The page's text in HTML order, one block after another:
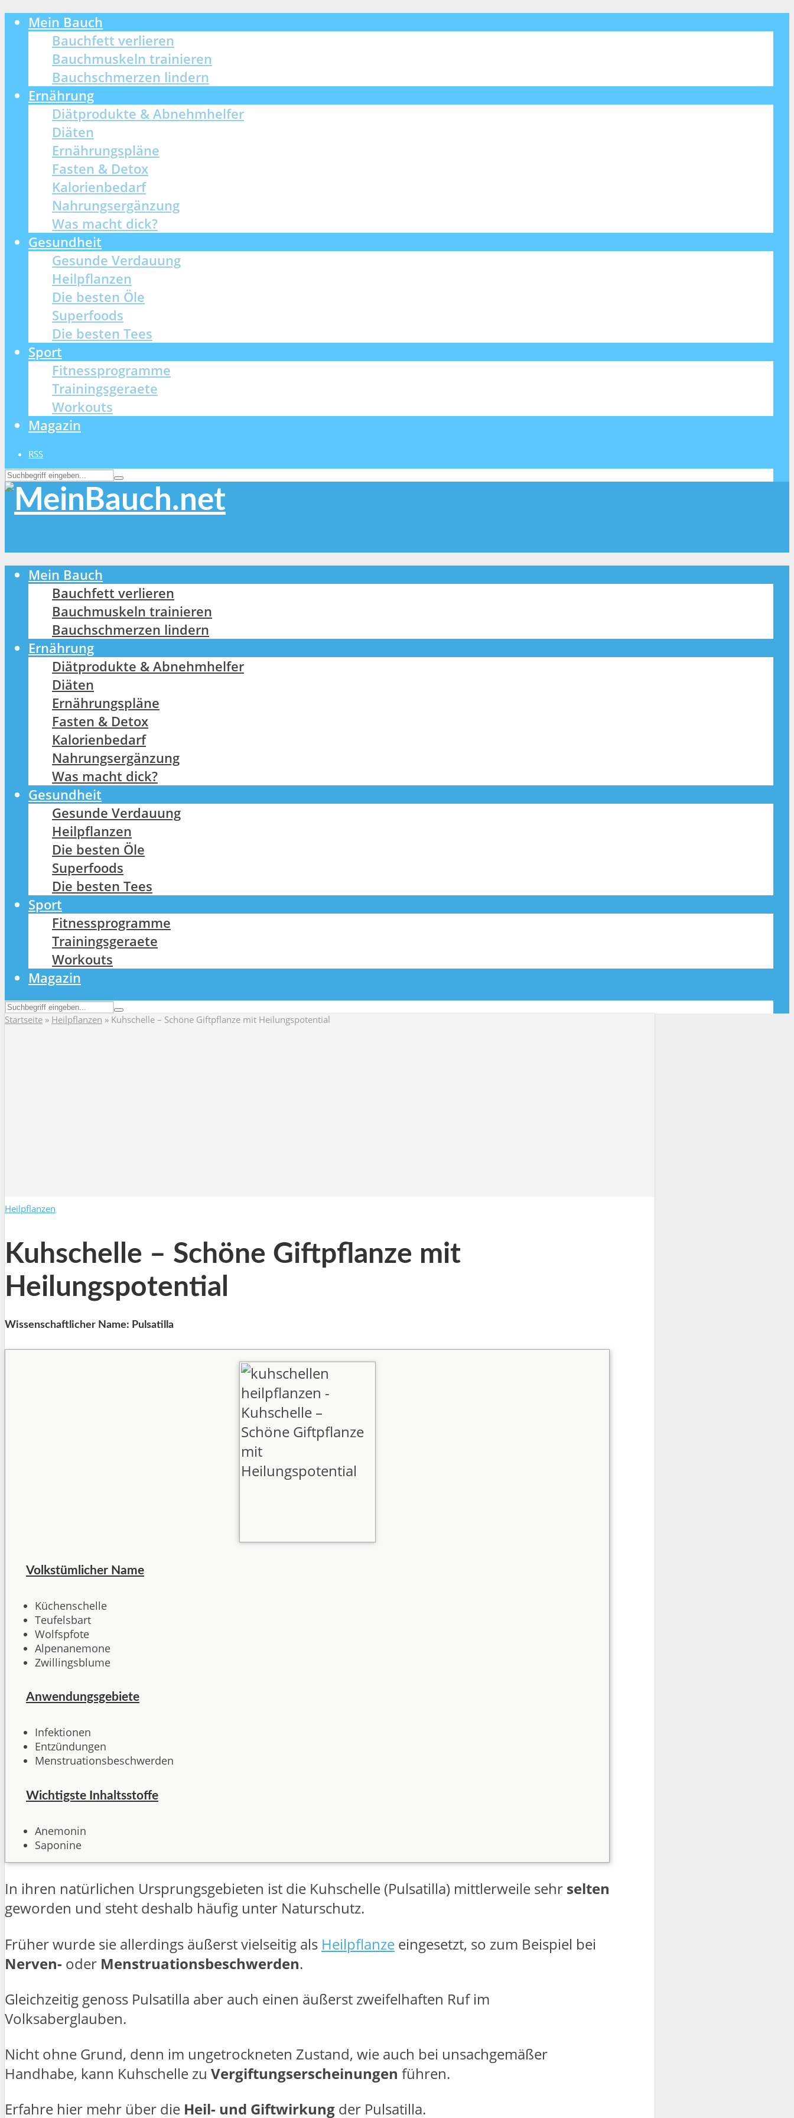
Mein Bauch
Bauchfett verlieren
Bauchmuskeln trainieren
Bauchschmerzen lindern
Ernährung
Diätprodukte & Abnehmhelfer
Diäten
Ernährungspläne
Fasten & Detox
Kalorienbedarf
Nahrungsergänzung
Was macht dick?
Gesundheit
Gesunde Verdauung
Heilpflanzen
Die besten Öle
Superfoods
Die besten Tees
Sport
Fitnessprogramme
Trainingsgeraete
Workouts
Magazin
RSS
Mein Bauch
Bauchfett verlieren
Bauchmuskeln trainieren
Bauchschmerzen lindern
Ernährung
Diätprodukte & Abnehmhelfer
Diäten
Ernährungspläne
Fasten & Detox
Kalorienbedarf
Nahrungsergänzung
Was macht dick?
Gesundheit
Gesunde Verdauung
Heilpflanzen
Die besten Öle
Superfoods
Die besten Tees
Sport
Fitnessprogramme
Trainingsgeraete
Workouts
Magazin
Startseite » Heilpflanzen » Kuhschelle – Schöne Giftpflanze mit Heilungspotential
Heilpflanzen
Kuhschelle – Schöne Giftpflanze mit
Heilungspotential
Wissenschaftlicher Name: Pulsatilla
Volkstümlicher Name
Küchenschelle
Teufelsbart
Wolfspfote
Alpenanemone
Zwillingsblume
Anwendungsgebiete
Infektionen
Entzündungen
Menstruationsbeschwerden
Wichtigste Inhaltsstoffe
Anemonin
Saponine
In ihren natürlichen Ursprungsgebieten ist die Kuhschelle (Pulsatilla) mittlerweile sehr selten
geworden und steht deshalb häufig unter Naturschutz.
Früher wurde sie allerdings äußerst vielseitig als Heilpflanze eingesetzt, so zum Beispiel bei
Nerven- oder Menstruationsbeschwerden.
Gleichzeitig genoss Pulsatilla aber auch einen äußerst zweifelhaften Ruf im
Volksaberglauben.
Nicht ohne Grund, denn im ungetrockneten Zustand, wie auch bei unsachgemäßer
Handhabe, kann Kuhschelle zu Vergiftungserscheinungen führen.
Erfahre hier mehr über die Heil- und Giftwirkung der Pulsatilla.